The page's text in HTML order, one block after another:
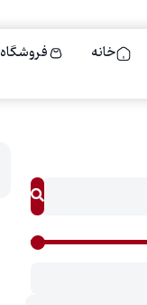
خانه فروشگاه